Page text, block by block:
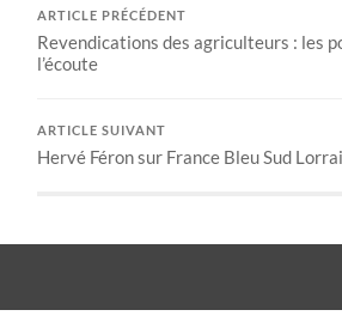
ARTICLE PRÉCÉDENT
Revendications des agriculteurs : les
l’écoute
ARTICLE SUIVANT
Hervé Féron sur France Bleu Sud